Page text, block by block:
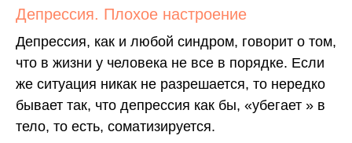
Депрессия. Плохое настроение
Депрессия, как и любой синдром, говорит о том,
что в жизни у человека не все в порядке. Если
же ситуация никак не разрешается, то нередко
бывает так, что депрессия как бы, «убегает » в
тело, то есть, соматизируется.